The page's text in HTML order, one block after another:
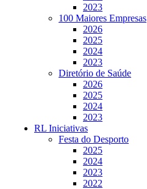
2023
100 Maiores Empresas
2026
2025
2024
2023
Diretório de Saúde
2026
2025
2024
2023
RL Iniciativas
Festa do Desporto
2025
2024
2023
2022